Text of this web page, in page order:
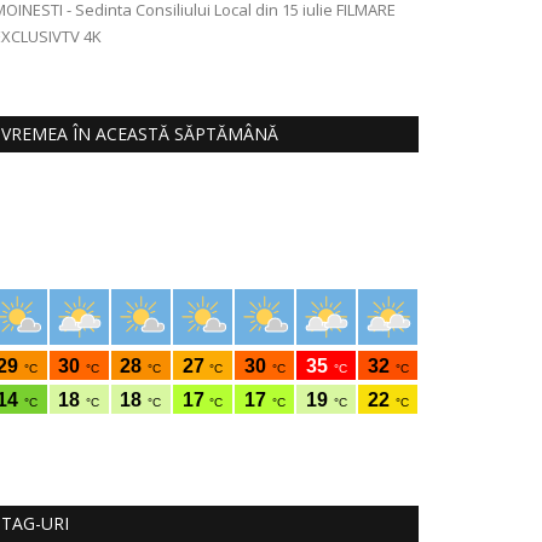
- Sedinta Consiliului Local din 15 iulie FILMARE
4K
VREMEA ÎN ACEASTĂ SĂPTĂMÂNĂ
TAG-URI